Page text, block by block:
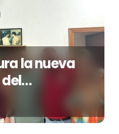
la nueva